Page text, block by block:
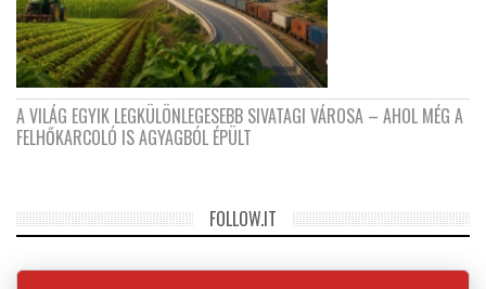
A VILÁG EGYIK LEGKÜLÖNLEGESEBB SIVATAGI VÁROSA – AHOL MÉG A
FELHŐKARCOLÓ IS AGYAGBÓL ÉPÜLT
FOLLOW.IT